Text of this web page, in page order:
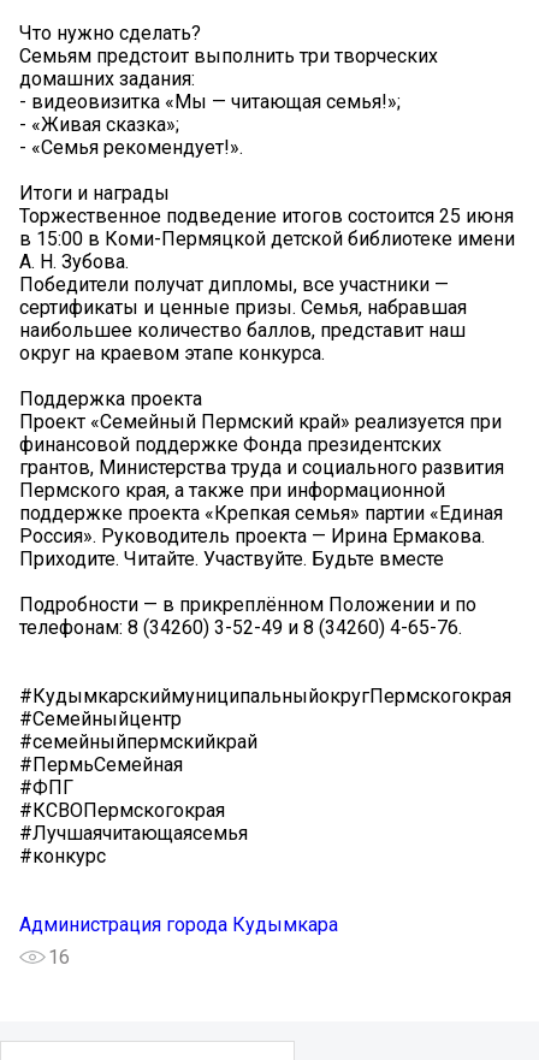
Что нужно сделать?
Семьям предстоит выполнить три творческих
домашних задания:
- видеовизитка «Мы — читающая семья!»;
- «Живая сказка»;
- «Семья рекомендует!».
Итоги и награды
Торжественное подведение итогов состоится 25 июня
в 15:00 в Коми-Пермяцкой детской библиотеке имени
А. Н. Зубова.
Победители получат дипломы, все участники —
сертификаты и ценные призы. Семья, набравшая
наибольшее количество баллов, представит наш
округ на краевом этапе конкурса.
Поддержка проекта
Проект «Семейный Пермский край» реализуется при
финансовой поддержке Фонда президентских
грантов, Министерства труда и социального развития
Пермского края, а также при информационной
поддержке проекта «Крепкая семья» партии «Единая
Россия». Руководитель проекта — Ирина Ермакова.
Приходите. Читайте. Участвуйте. Будьте вместе
Подробности — в прикреплённом Положении и по
телефонам: 8 (34260) 3-52-49 и 8 (34260) 4-65-76.
#КудымкарскиймуниципальныйокругПермскогокрая
#Семейныйцентр
#семейныйпермскийкрай
#ПермьСемейная
#ФПГ
#КСВОПермскогокрая
#Лучшаячитающаясемья
#конкурс
Администрация города Кудымкара
16